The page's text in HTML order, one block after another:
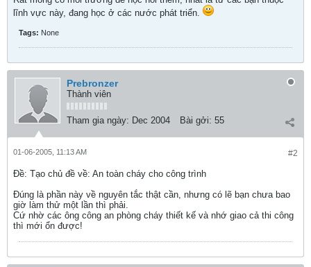
lĩnh vực này, đang học ở các nước phát triển.
Tags: None
Prebronzer
Thành viên
Tham gia ngày: Dec 2004 Bài gởi: 55
#2
01-06-2005, 11:13 AM
Ðề: Tạo chủ đề về: An toàn cháy cho công trình
Đúng là phần này về nguyên tắc thật cần, nhưng có lẽ bạn chưa bao
giờ làm thử một lần thì phải.
Cứ nhờ các ông công an phòng cháy thiết kế và nhớ giao cả thi công
thì mới ổn được!